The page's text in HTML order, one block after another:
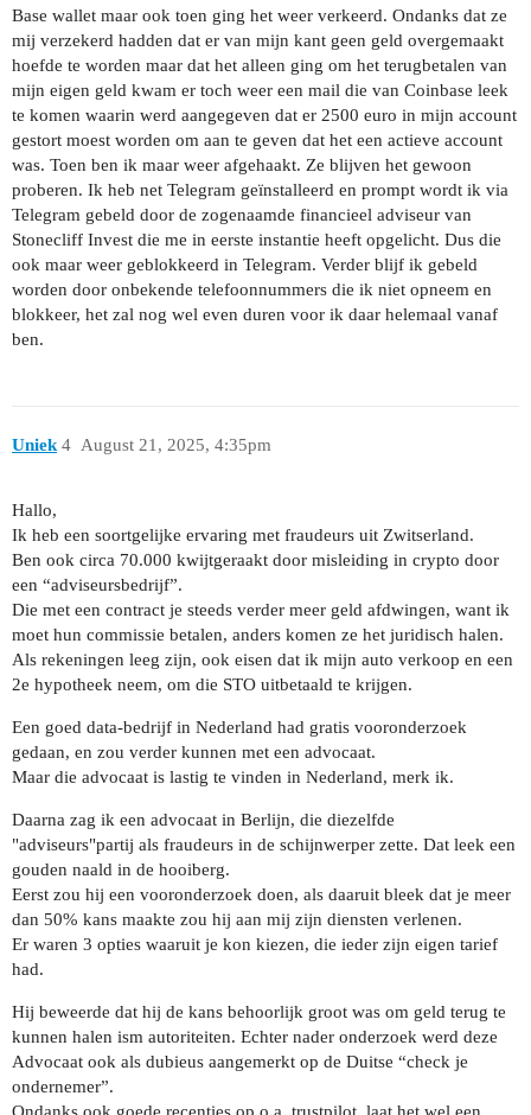
Base wallet maar ook toen ging het weer verkeerd. Ondanks dat ze
mij verzekerd hadden dat er van mijn kant geen geld overgemaakt
hoefde te worden maar dat het alleen ging om het terugbetalen van
mijn eigen geld kwam er toch weer een mail die van Coinbase leek
te komen waarin werd aangegeven dat er 2500 euro in mijn account
gestort moest worden om aan te geven dat het een actieve account
was. Toen ben ik maar weer afgehaakt. Ze blijven het gewoon
proberen. Ik heb net Telegram geïnstalleerd en prompt wordt ik via
Telegram gebeld door de zogenaamde financieel adviseur van
Stonecliff Invest die me in eerste instantie heeft opgelicht. Dus die
ook maar weer geblokkeerd in Telegram. Verder blijf ik gebeld
worden door onbekende telefoonnummers die ik niet opneem en
blokkeer, het zal nog wel even duren voor ik daar helemaal vanaf
ben.
Uniek August 21, 2025, 4:35pm
4
Hallo,
Ik heb een soortgelijke ervaring met fraudeurs uit Zwitserland.
Ben ook circa 70.000 kwijtgeraakt door misleiding in crypto door
een “adviseursbedrijf”.
Die met een contract je steeds verder meer geld afdwingen, want ik
moet hun commissie betalen, anders komen ze het juridisch halen.
Als rekeningen leeg zijn, ook eisen dat ik mijn auto verkoop en een
2e hypotheek neem, om die STO uitbetaald te krijgen.
Een goed data-bedrijf in Nederland had gratis vooronderzoek
gedaan, en zou verder kunnen met een advocaat.
Maar die advocaat is lastig te vinden in Nederland, merk ik.
Daarna zag ik een advocaat in Berlijn, die diezelfde
"adviseurs"partij als fraudeurs in de schijnwerper zette. Dat leek een
gouden naald in de hooiberg.
Eerst zou hij een vooronderzoek doen, als daaruit bleek dat je meer
dan 50% kans maakte zou hij aan mij zijn diensten verlenen.
Er waren 3 opties waaruit je kon kiezen, die ieder zijn eigen tarief
had.
Hij beweerde dat hij de kans behoorlijk groot was om geld terug te
kunnen halen ism autoriteiten. Echter nader onderzoek werd deze
Advocaat ook als dubieus aangemerkt op de Duitse “check je
ondernemer”.